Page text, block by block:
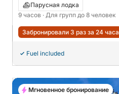
Парусная лодка
9 часов · Для групп до 8 человек
Забронировали 3 раз за 24 часа
Fuel included
Мгновенное бронирование